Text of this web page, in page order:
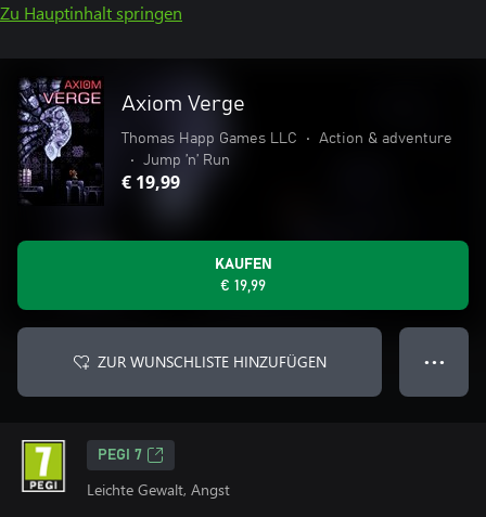
Zu Hauptinhalt springen
Axiom Verge
Thomas Happ Games LLC •
Action & adventure
•
Jump ’n’ Run
€ 19,99
KAUFEN
€ 19,99
ZUR WUNSCHLISTE HINZUFÜGEN ● ● ●
PEGI 7
Leichte Gewalt, Angst